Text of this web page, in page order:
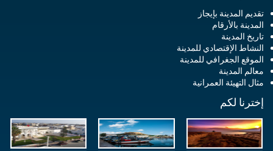
تقديم المدينة بإيجاز
المدينة بالأرقام
تاريخ المدينة
النشاط الإقتصادي للمدينة
الموقع الجغرافي للمدينة
معالم المدينة
مثال التهيئة العمرانية
إخترنا لكم